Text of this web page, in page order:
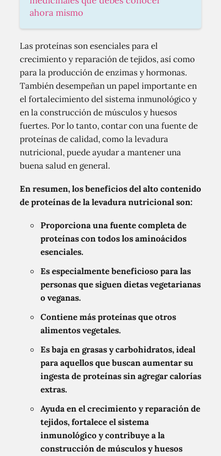
ahora mismo
Las proteínas son esenciales para el
crecimiento y reparación de tejidos, así como
para la producción de enzimas y hormonas.
También desempeñan un papel importante en
el fortalecimiento del sistema inmunológico y
en la construcción de músculos y huesos
fuertes. Por lo tanto, contar con una fuente de
proteínas de calidad, como la levadura
nutricional, puede ayudar a mantener una
buena salud en general.
En resumen, los beneficios del alto contenido
de proteínas de la levadura nutricional son:
Proporciona una fuente completa de
proteínas con todos los aminoácidos
esenciales.
Es especialmente beneficioso para las
personas que siguen dietas vegetarianas
o veganas.
Contiene más proteínas que otros
alimentos vegetales.
Es baja en grasas y carbohidratos, ideal
para aquellos que buscan aumentar su
ingesta de proteínas sin agregar calorías
extras.
Ayuda en el crecimiento y reparación de
tejidos, fortalece el sistema
inmunológico y contribuye a la
construcción de músculos y huesos